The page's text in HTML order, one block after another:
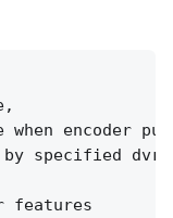
when encoder
specified
features